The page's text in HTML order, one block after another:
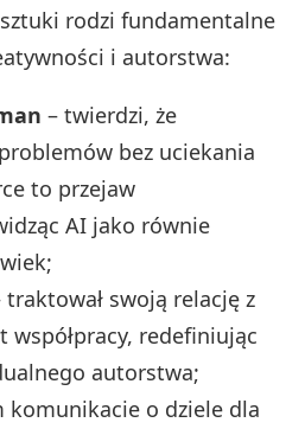
rodzi fundamentalne
i autorstwa:
– twierdzi, że
bez uciekania
to przejaw
AI jako równie
traktował swoją relację z
współpracy, redefiniując
autorstwa;
komunikacie o dziele dla